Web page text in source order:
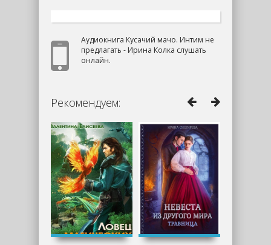
Аудиокнига Кусачий мачо. Интим не
предлагать - Ирина Колка слушать
онлайн.
Рекомендуем: